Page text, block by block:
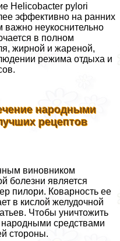
Helicobacter pylori
эффективно на ранних
важно неукоснительно
в полном
жирной и жареной,
режима отдыха и
народными
рецептов
виновником
болезни является
пилори. Коварность ее
в кислой желудочной
Чтобы уничтожить
народными средствами
стороны.